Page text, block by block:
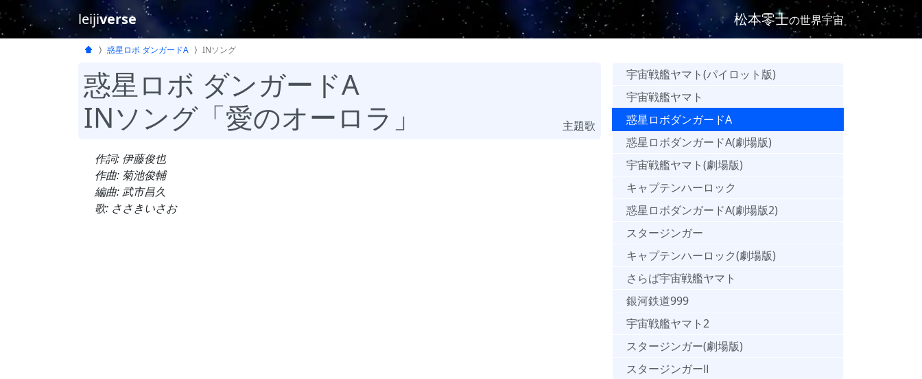
leijiverse 松本零士の世界宇宙
惑星ロボ ダンガードA INソング
惑星ロボ ダンガードA
INソング「愛のオーロラ」
主題歌
作詞: 伊藤俊也
作曲: 菊池俊輔
編曲: 武市昌久
歌: ささきいさお
宇宙戦艦ヤマト(パイロット版)
宇宙戦艦ヤマト
惑星ロボダンガードA
惑星ロボダンガードA(劇場版)
宇宙戦艦ヤマト(劇場版)
キャプテンハーロック
惑星ロボダンガードA(劇場版2)
スタージンガー
キャプテンハーロック(劇場版)
さらば宇宙戦艦ヤマト
銀河鉄道999
宇宙戦艦ヤマト2
スタージンガー(劇場版)
スタージンガーⅡ